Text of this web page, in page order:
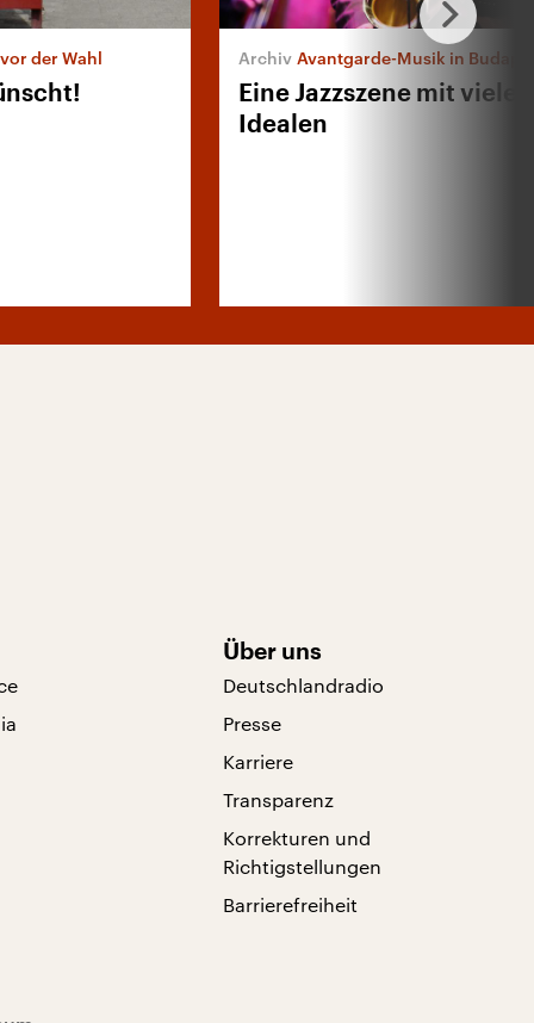
der Wahl Avantgarde-Musik in
Eine Jazzszene mit vielen
Idealen
Über uns
Deutschlandradio
Presse
Karriere
Transparenz
Korrekturen und
Richtigstellungen
Barrierefreiheit